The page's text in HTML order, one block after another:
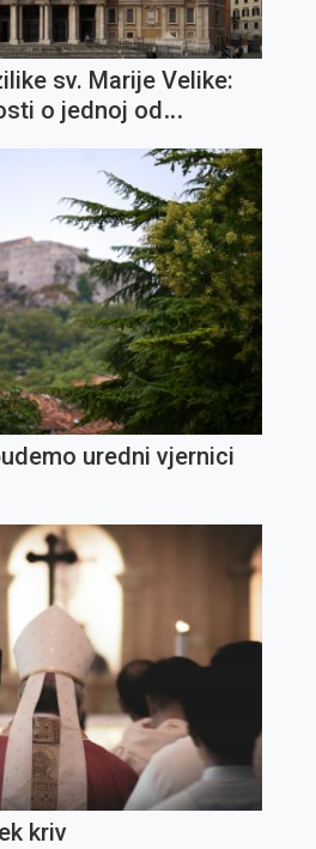
sv. Marije Velike:
o jednoj od
uredni vjernici
kriv